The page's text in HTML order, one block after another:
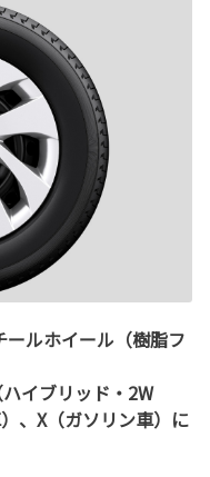
ルホイール（樹脂フ
ハイブリッド・2W
、X（ガソリン車）に